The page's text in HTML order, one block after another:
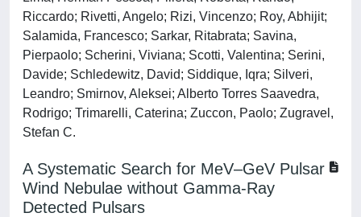
Riccardo; Rivetti, Angelo; Rizi, Vincenzo; Roy, Abhijit;
Salamida, Francesco; Sarkar, Ritabrata; Savina,
Pierpaolo; Scherini, Viviana; Scotti, Valentina; Serini,
Davide; Schledewitz, David; Siddique, Iqra; Silveri,
Leandro; Smirnov, Aleksei; Alberto Torres Saavedra,
Rodrigo; Trimarelli, Caterina; Zuccon, Paolo; Zugravel,
Stefan C.
A Systematic Search for MeV–GeV Pulsar
Wind Nebulae without Gamma-Ray
Detected Pulsars